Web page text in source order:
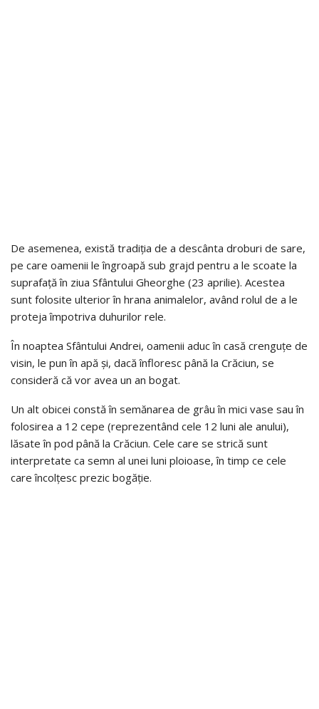
De asemenea, există tradiția de a descânta droburi de sare,
pe care oamenii le îngroapă sub grajd pentru a le scoate la
suprafață în ziua Sfântului Gheorghe (23 aprilie). Acestea
sunt folosite ulterior în hrana animalelor, având rolul de a le
proteja împotriva duhurilor rele.
În noaptea Sfântului Andrei, oamenii aduc în casă crenguțe de
visin, le pun în apă și, dacă înfloresc până la Crăciun, se
consideră că vor avea un an bogat.
Un alt obicei constă în semănarea de grâu în mici vase sau în
folosirea a 12 cepe (reprezentând cele 12 luni ale anului),
lăsate în pod până la Crăciun. Cele care se strică sunt
interpretate ca semn al unei luni ploioase, în timp ce cele
care încolțesc prezic bogăție.